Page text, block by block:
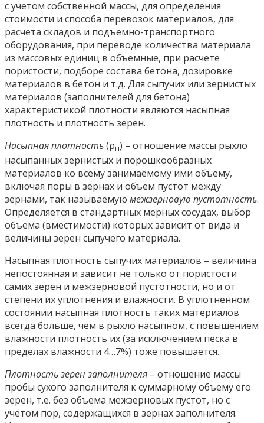
с учетом собственной массы, для определения
стоимости и способа перевозок материалов, для
расчета складов и подъемно-транспортного
оборудования, при переводе количества материала
из массовых единиц в объемные, при расчете
пористости, подборе состава бетона, дозировке
материалов в бетон и т.д. Для сыпучих или зернистых
материалов (заполнителей для бетона)
характеристикой плотности являются насыпная
плотность и плотность зерен.
Насыпная плотность(ρн) – отношение массы рыхло
насыпанных зернистых и порошкообразных
материалов ко всему занимаемому ими объему,
включая поры в зернах и объем пустот между
зернами, так называемую межзерновую пустотность.
Определяется в стандартных мерных сосудах, выбор
объема (вместимости) которых зависит от вида и
величины зерен сыпучего материала.
Насыпная плотность сыпучих материалов – величина
непостоянная и зависит не только от пористости
самих зерен и межзерновой пустотности, но и от
степени их уплотнения и влажности. В уплотненном
состоянии насыпная плотность таких материалов
всегда больше, чем в рыхло насыпном, с повышением
влажности плотность их (за исключением песка в
пределах влажности 4…7%) тоже повышается.
Плотность зерен заполнителя – отношение массы
пробы сухого заполнителя к суммарному объему его
зерен, т.е. без объема межзерновых пустот, но с
учетом пор, содержащихся в зернах заполнителя.